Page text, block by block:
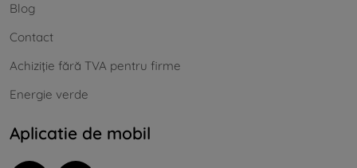
Blog
Contact
Achiziție fără TVA pentru firme
Energie verde
Aplicatie de mobil